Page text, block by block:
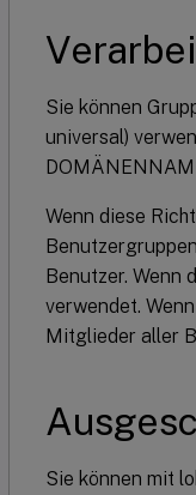
Sie können
universal)
Wenn diese
Benutzer. Wenn
verwendet.
Mitglieder aller
Sie können mit